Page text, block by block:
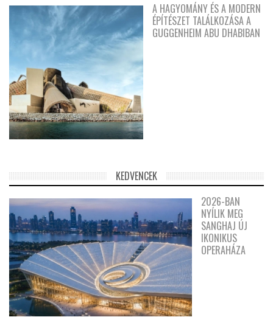
A HAGYOMÁNY ÉS A MODERN
ÉPÍTÉSZET TALÁLKOZÁSA A
GUGGENHEIM ABU DHABIBAN
KEDVENCEK
2026-BAN
NYÍLIK MEG
SANGHAJ ÚJ
IKONIKUS
OPERAHÁZA